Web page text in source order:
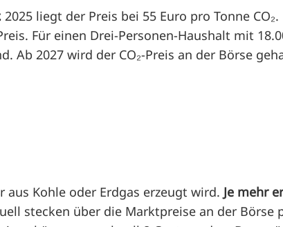
2025 liegt der Preis bei 55 Euro pro Tonne
Für einen Drei-Personen-Haushalt mit
Ab 2027 wird der CO₂-Preis an der Börse
aus Kohle oder Erdgas erzeugt wird. Je mehr
stecken über die Marktpreise an der Börse